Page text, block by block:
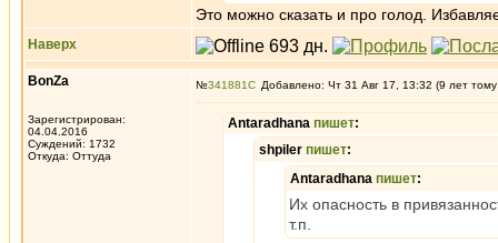
Это можно сказать и про голод.
Наверх
BonZa
Зарегистрирован:
04.04.2016
Суждений: 1732
Откуда: Oттyдa
№341881 Добавлено: Чт 31 Авг 17, 13:32 (9 лет
Antaradhana пишет:
shpiler пишет:
Antaradhana пишет:
Их опасность в
т.п.